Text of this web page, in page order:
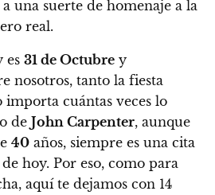
a una suerte de homenaje a la
real.
es 31 de Octubre y
nosotros, tanto la fiesta
importa cuántas veces lo
de John Carpenter, aunque
40 años, siempre es una cita
hoy. Por eso, como para
aquí te dejamos con 14